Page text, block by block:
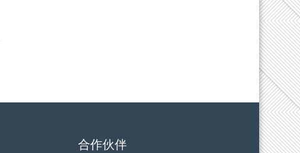
合作伙伴